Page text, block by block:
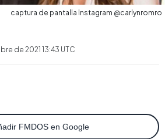
captura de pantalla Instagram @carlynromro
de 2021 13:43 UTC
FMDOS en Google